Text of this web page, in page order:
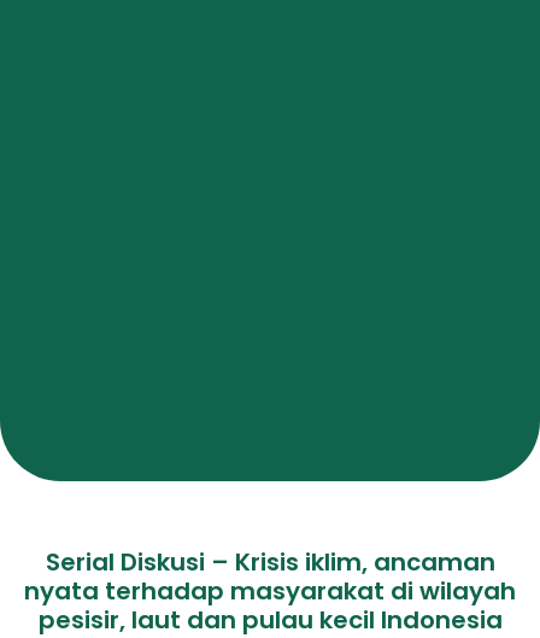
Serial Diskusi – Krisis iklim, ancaman
nyata terhadap masyarakat di wilayah
pesisir, laut dan pulau kecil Indonesia